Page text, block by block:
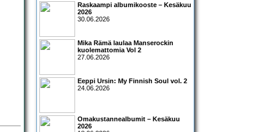
Raskaampi albumikooste – Kesäkuu
2026
30.06.2026
Mika Rämä laulaa Manserockin
kuolemattomia Vol 2
27.06.2026
Eeppi Ursin: My Finnish Soul vol. 2
24.06.2026
Omakustannealbumit – Kesäkuu
2026